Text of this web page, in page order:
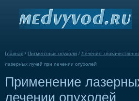
Главная / Пигментные опухоли / Лечение
лазерных лучей при лечении опухолей
Применение
лечении опухолей